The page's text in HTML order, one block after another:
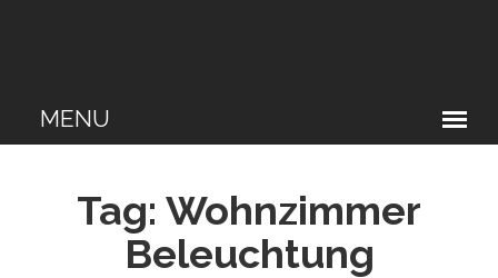
Tag: Wohnzimmer
Beleuchtung